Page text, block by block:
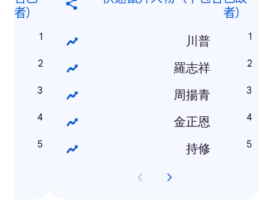
者）
川普
羅志祥
周揚青
金正恩
持修
故者）